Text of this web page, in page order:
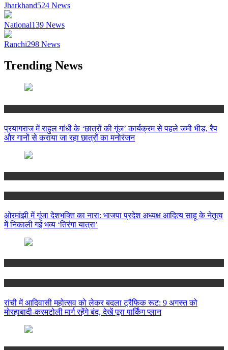
Jharkhand524 News
National139 News
Ranchi298 News
Trending News
प्रयागराज में राहुल गांधी के ‘छात्रों की गूंज’ कार्यक्रम से पहले जमी भीड़, रैप
और गानों से कराया जा रहा छात्रों का मनोरंजन
ओरमांझी में गूंजा देशभक्ति का नारा: भाजपा प्रदेश अध्यक्ष आदित्य साहू के नेतृत्व
में निकाली गई भव्य ‘तिरंगा यात्रा’
रांची में आदिवासी महोत्सव को लेकर बदला ट्रैफिक रूट: 9 अगस्त को
मोरहाबादी-करमटोली मार्ग रहेंगे बंद, देखें पूरा पार्किंग प्लान